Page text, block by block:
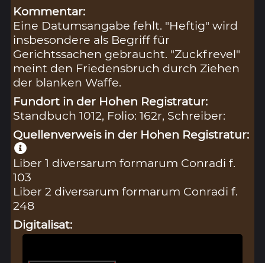
Kommentar:
Eine Datumsangabe fehlt. "Heftig" wird
insbesondere als Begriff für
Gerichtssachen gebraucht. "Zuckfrevel"
meint den Friedensbruch durch Ziehen
der blanken Waffe.
Fundort in der Hohen Registratur:
Standbuch 1012, Folio: 162r, Schreiber:
Quellenverweis in der Hohen Registratur:
Liber 1 diversarum formarum Conradi f.
103
Liber 2 diversarum formarum Conradi f.
248
Digitalisat: